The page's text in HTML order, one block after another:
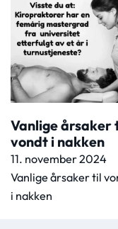
Vanlige årsaker
vondt i nakken
11. november 2024
Vanlige årsaker til
i nakken